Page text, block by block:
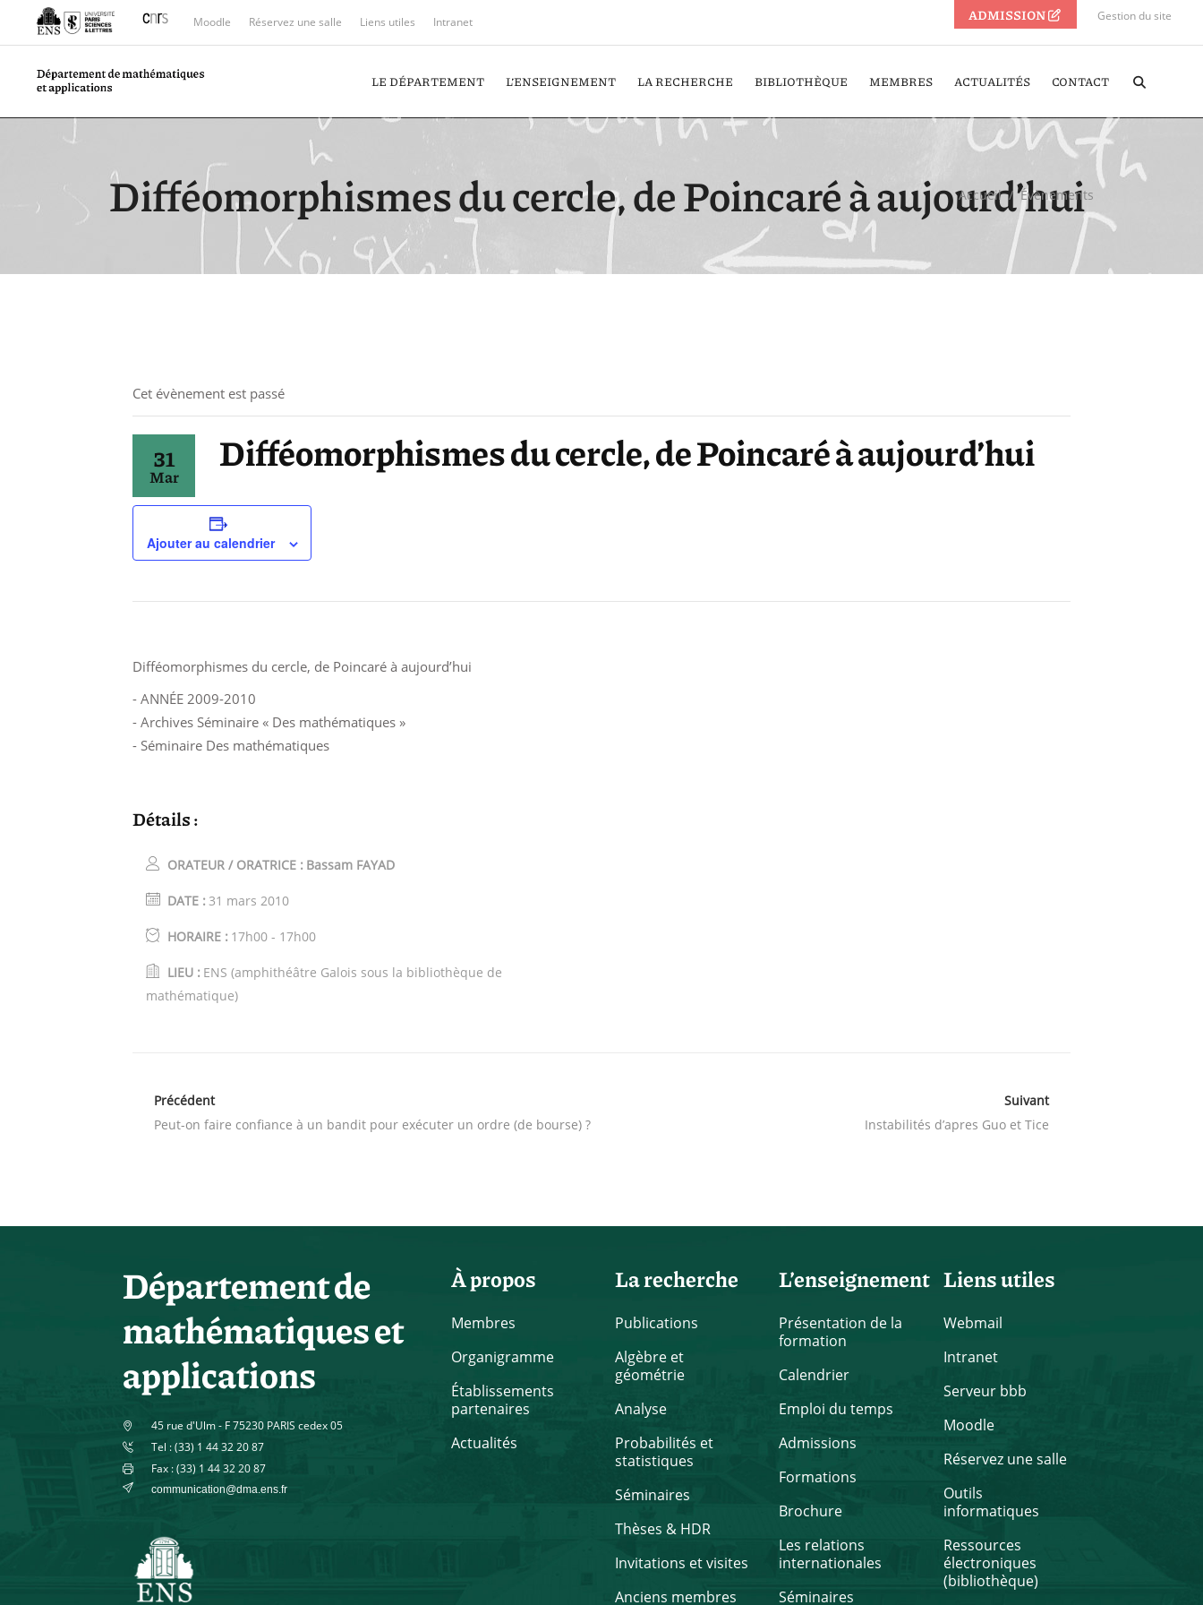
Moodle Réservez une salle Liens utiles Intranet ADMISSION Gestion du site
LE DÉPARTEMENT L’ENSEIGNEMENT LA RECHERCHE BIBLIOTHÈQUE MEMBRES ACTUALITÉS CONTACT
Difféomorphismes du cercle, de Poincaré à aujourd’hui
Accueil/Évènements
Cet évènement est passé
31
Mar Difféomorphismes du cercle, de Poincaré à aujourd’hui
Ajouter au calendrier
Difféomorphismes du cercle, de Poincaré à aujourd’hui
- ANNÉE 2009-2010
- Archives Séminaire « Des mathématiques »
- Séminaire Des mathématiques
Détails :
ORATEUR / ORATRICE : Bassam FAYAD
DATE : 31 mars 2010
HORAIRE : 17h00 - 17h00
LIEU : ENS (amphithéâtre Galois sous la bibliothèque de
mathématique)
Précédent
Peut-on faire confiance à un bandit pour exécuter un ordre (de bourse) ?
Suivant
Instabilités d’apres Guo et Tice
Département de
mathématiques et
applications
45 rue d'Ulm - F 75230 PARIS cedex 05
Tel : (33) 1 44 32 20 87
Fax : (33) 1 44 32 20 87
communication@dma.ens.fr
À propos
Membres
Organigramme
Établissements
partenaires
Actualités
La recherche
Publications
Algèbre et
géométrie
Analyse
Probabilités et
statistiques
Séminaires
Thèses & HDR
Invitations et visites
Anciens membres
L’enseignement
Présentation de la
formation
Calendrier
Emploi du temps
Admissions
Formations
Brochure
Les relations
internationales
Séminaires
Liens utiles
Webmail
Intranet
Serveur bbb
Moodle
Réservez une salle
Outils
informatiques
Ressources
électroniques
(bibliothèque)